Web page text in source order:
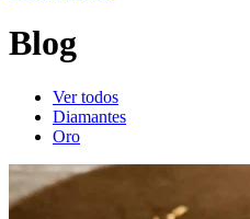
Blog
Ver todos
Diamantes
Oro